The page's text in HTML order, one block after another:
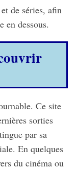
de séries, afin
dessous.
Ce site
sorties
par sa
En quelques
du cinéma ou